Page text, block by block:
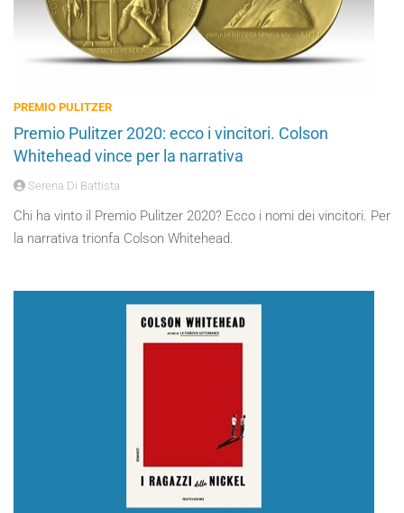
PREMIO PULITZER
Premio Pulitzer 2020: ecco i vincitori. Colson
Whitehead vince per la narrativa
Serena Di Battista
Chi ha vinto il Premio Pulitzer 2020? Ecco i nomi dei vincitori. Per
la narrativa trionfa Colson Whitehead.